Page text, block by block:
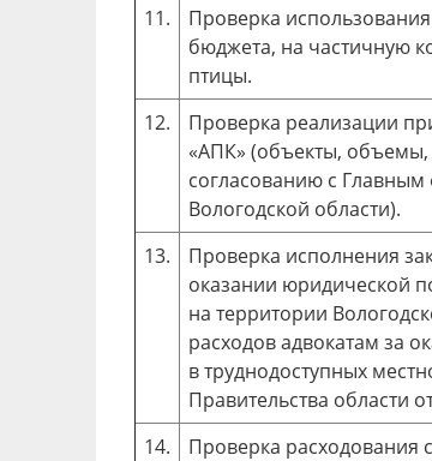
11.
Проверка
бюджета, на частичную
птицы.
12.
Проверка реализации
«АПК» (объекты,
согласованию с
Вологодской области).
13.
Проверка исполнения
оказании юридической
на территории
расходов адвокатам за
в труднодоступных
Правительства области
14.
Проверка расходования